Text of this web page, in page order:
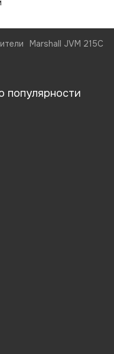
Marshall JVM 215C
популярности